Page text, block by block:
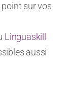
point sur vos
Linguaskill
aussi